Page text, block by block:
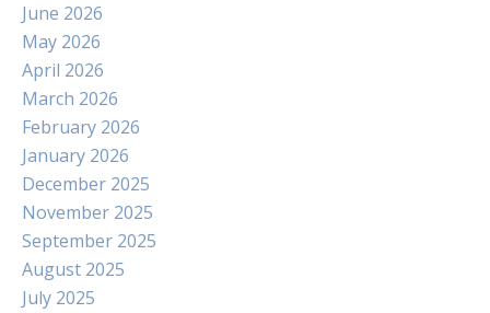
June 2026
May 2026
April 2026
March 2026
February 2026
January 2026
December 2025
November 2025
September 2025
August 2025
July 2025